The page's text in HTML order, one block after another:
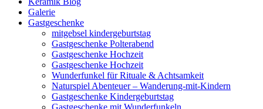
Galerie
Gastgeschenke
mitgebsel kindergeburtstag
Gastgeschenke Polterabend
Gastgeschenke Hochzeit
Gastgeschenke Hochzeit
Wunderfunkel für Rituale & Achtsamkeit
Naturspiel Abenteuer – Wanderung-mit-Kindern
Gastgeschenke Kindergeburtstag